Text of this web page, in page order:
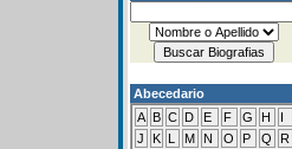
Abecedario
A B C D E F G H
I
J
K L M N O P Q
R